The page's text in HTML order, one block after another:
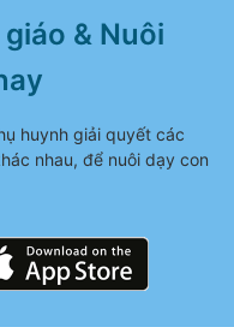
& Nuôi
huynh giải quyết các
nhau, để nuôi dạy con